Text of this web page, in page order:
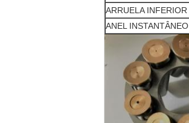
ARRUELA INFERIOR
ANEL INSTANTÂNEO